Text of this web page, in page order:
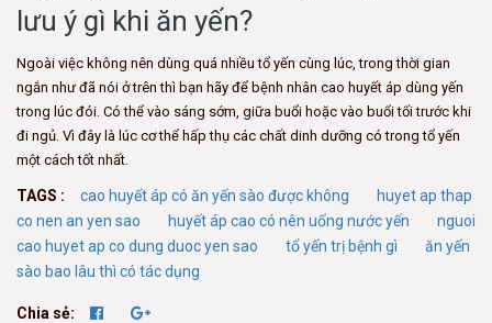
lưu ý gì khi ăn yến?
Ngoài việc không nên dùng quá nhiều tổ yến cùng lúc, trong thời gian
ngắn như đã nói ở trên thì bạn hãy để bệnh nhân cao huyết áp dùng yến
trong lúc đói. Có thể vào sáng sớm, giữa buổi hoặc vào buổi tối trước khi
đi ngủ. Vì đây là lúc cơ thể hấp thụ các chất dinh dưỡng có trong tổ yến
một cách tốt nhất.
TAGS : cao huyết áp có ăn yến sào được không
huyet ap thap
co nen an yen sao
huyết áp cao có nên uống nước yến
nguoi
cao huyet ap co dung duoc yen sao
tổ yến trị bệnh gì
ăn yến
sào bao lâu thì có tác dụng
Chia sẻ: